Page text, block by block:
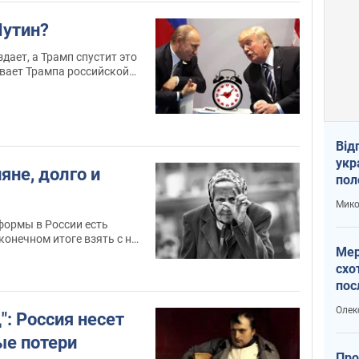
Россия получила его
живой мем в
аниме
а Трамп спустит это
Трампа российской
долго и
в России есть
итоге взять с нас
Россия несет
потери